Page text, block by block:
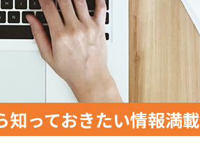
知っておきたい情報満載